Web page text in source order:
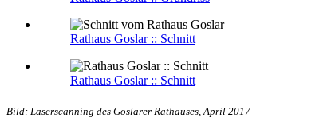
Rathaus Goslar :: Schnitt
Rathaus Goslar :: Schnitt
Bild: Laserscanning des Goslarer Rathauses, April 2017